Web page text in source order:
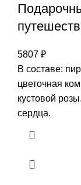
5807 ₽
В составе:
цветочная
кустовой
сердца.